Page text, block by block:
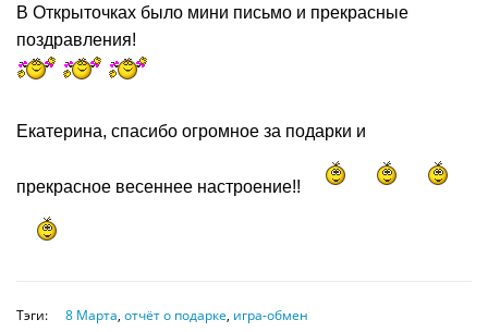
В Открыточках было мини письмо и прекрасные
поздравления!
Екатерина, спасибо огромное за подарки и
прекрасное весеннее настроение!!
Тэги: 8 Марта, отчёт о подарке, игра-обмен